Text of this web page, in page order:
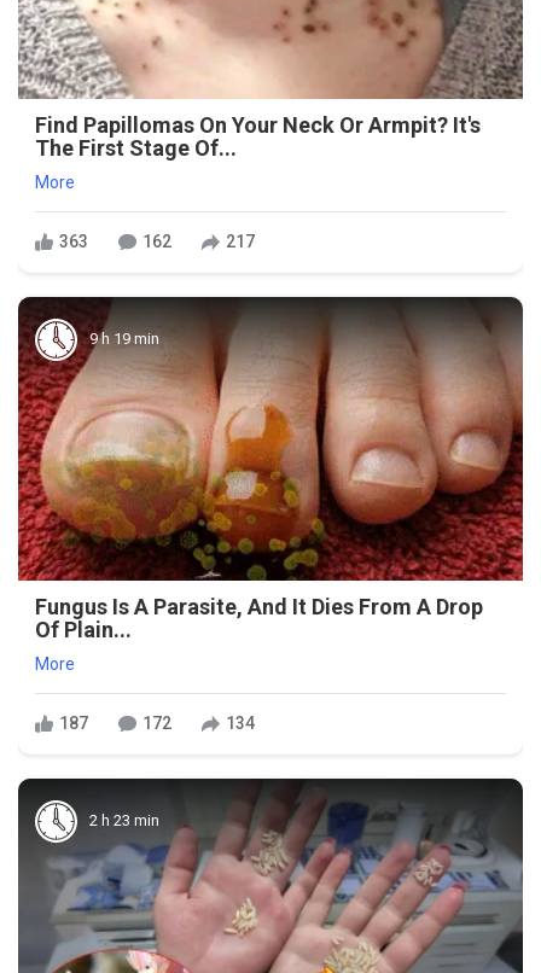
Find Papillomas On Your Neck Or Armpit? It's
The First Stage Of...
More
363 162 217
9 h 19 min
Fungus Is A Parasite, And It Dies From A Drop
Of Plain...
More
187 172 134
2 h 23 min